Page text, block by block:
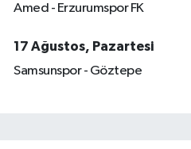
Amed - Erzurumspor FK
17 Ağustos, Pazartesi
Samsunspor - Göztepe